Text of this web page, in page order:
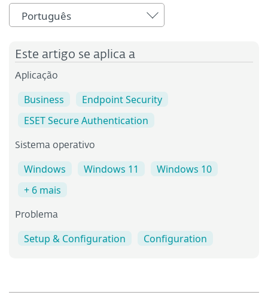
Português
Este artigo se aplica a
Aplicação
Business
Endpoint Security
ESET Secure Authentication
Sistema operativo
Windows Windows 11
Windows 10
+ 6 mais
Problema
Setup & Configuration Configuration